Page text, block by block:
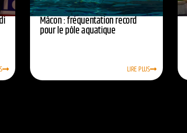
Mâcon : fréquentation record
pour le pôle aquatique
LIRE PLUS